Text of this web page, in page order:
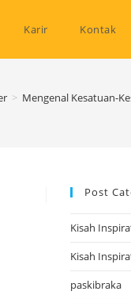
Karir Kontak
> Mengenal Kesatuan-
Post
Kisah
Kisah
paskibraka